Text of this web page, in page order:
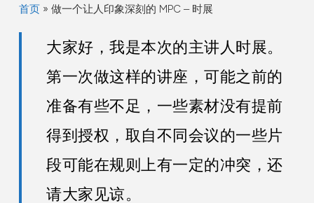
首页» 做一个让人印象深刻的 MPC – 时展
大家好，我是本次的主讲人时展。
第一次做这样的讲座，可能之前的
准备有些不足，一些素材没有提前
得到授权，取自不同会议的一些片
段可能在规则上有一定的冲突，还
请大家见谅。